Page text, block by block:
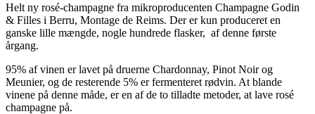
Helt ny rosé-champagne fra mikroproducenten Champagne Godin
& Filles i Berru, Montage de Reims. Der er kun produceret en
ganske lille mængde, nogle hundrede flasker, af denne første
årgang.
95% af vinen er lavet på druerne Chardonnay, Pinot Noir og
Meunier, og de resterende 5% er fermenteret rødvin. At blande
vinene på denne måde, er en af de to tilladte metoder, at lave rosé
champagne på.